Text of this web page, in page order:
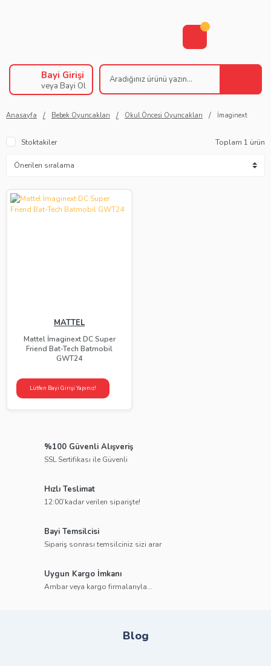
Bayi Girişi
veya Bayi Ol
Anasayfa Bebek Oyuncakları Okul Öncesi Oyuncakları İmaginext
Stoktakiler Toplam 1 ürün
MATTEL
Mattel İmaginext DC Super
Friend Bat-Tech Batmobil
GWT24
Lütfen Bayi Girişi Yapınız!
%100 Güvenli Alışveriş
SSL Sertifikası ile Güvenli
Hızlı Teslimat
12:00’kadar verilen siparişte!
Bayi Temsilcisi
Sipariş sonrası temsilciniz sizi arar
Uygun Kargo İmkanı
Ambar veya kargo firmalarıyla...
Blog